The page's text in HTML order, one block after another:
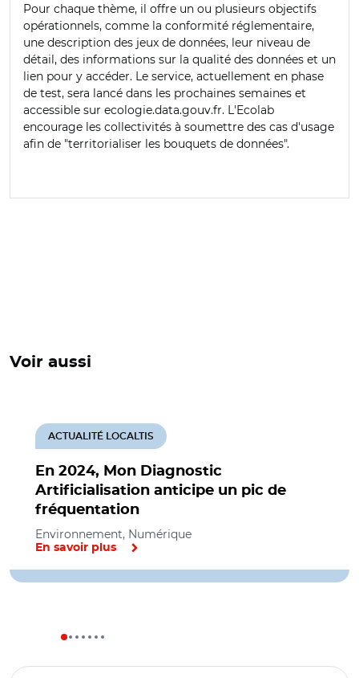
Pour chaque thème, il offre un ou plusieurs objectifs
opérationnels, comme la conformité réglementaire,
une description des jeux de données, leur niveau de
détail, des informations sur la qualité des données et un
lien pour y accéder. Le service, actuellement en phase
de test, sera lancé dans les prochaines semaines et
accessible sur ecologie.data.gouv.fr. L'Ecolab
encourage les collectivités à soumettre des cas d'usage
afin de "territorialiser les bouquets de données".
Voir aussi
En 2024, Mon Diagnostic
Artificialisation anticipe un pic de
fréquentation
ACTUALITÉ LOCALTIS
Environnement, Numérique
En savoir plus